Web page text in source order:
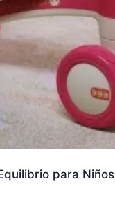
para Niños